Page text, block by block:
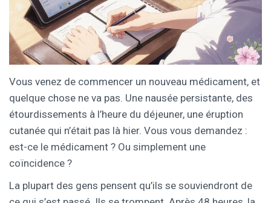
Vous venez de commencer un nouveau médicament, et
quelque chose ne va pas. Une nausée persistante, des
étourdissements à l’heure du déjeuner, une éruption
cutanée qui n’était pas là hier. Vous vous demandez :
est-ce le médicament ? Ou simplement une
coïncidence ?
La plupart des gens pensent qu’ils se souviendront de